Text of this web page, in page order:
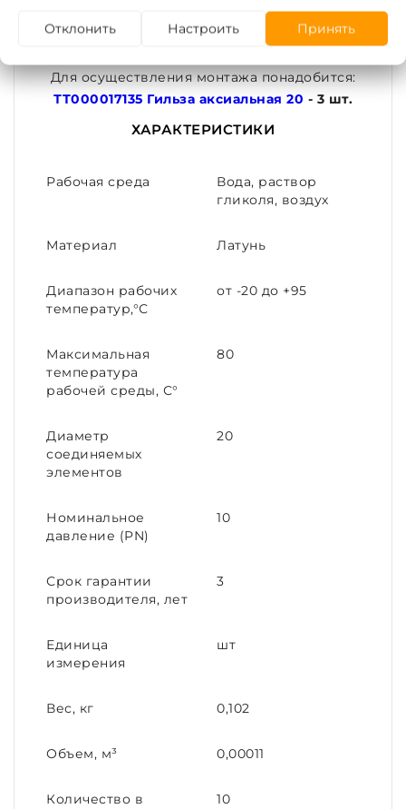
надвигании гильзы на штуцер корпуса.
Внимание!!! Эта товарная позиция содержит
Для осуществления монтажа понадобится:
ТТ000017135 Гильза аксиальная 20 - 3 шт.
ХАРАКТЕРИСТИКИ
Рабочая среда
Вода, раствор
гликоля, воздух
Материал Латунь
Диапазон рабочих
температур,°С
от -20 до +95
Максимальная
температура
рабочей среды, С°
80
Диаметр
соединяемых
элементов
20
Номинальное
давление (PN)
10
Срок гарантии
производителя, лет
3
Единица
измерения
шт
Вес, кг 0,102
Объем, м³ 0,00011
Количество в
10
Отклонить Настроить Принять